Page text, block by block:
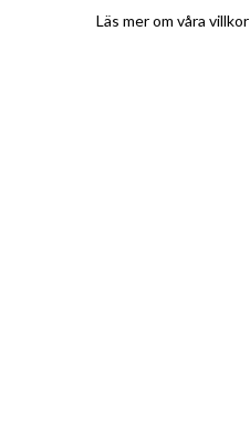
Läs mer om våra villkor